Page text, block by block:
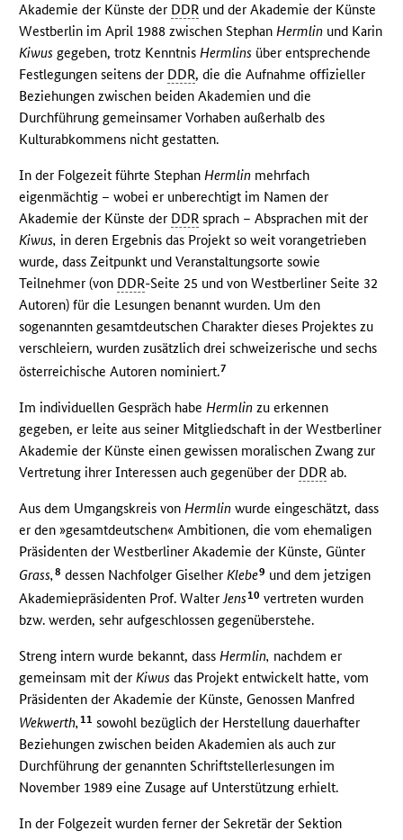
Akademie der Künste der DDR und der Akademie der Künste
Westberlin im April 1988 zwischen StephanHermlin und Karin
Kiwus gegeben, trotz KenntnisHermlins über entsprechende
Festlegungen seitens der DDR, die die Aufnahme offizieller
Beziehungen zwischen beiden Akademien und die
Durchführung gemeinsamer Vorhaben außerhalb des
Kulturabkommens nicht gestatten.
In der Folgezeit führte StephanHermlin mehrfach
eigenmächtig – wobei er unberechtigt im Namen der
Akademie der Künste der DDR sprach – Absprachen mit der
Kiwus, in deren Ergebnis das Projekt so weit vorangetrieben
wurde, dass Zeitpunkt und Veranstaltungsorte sowie
Teilnehmer (von DDR-Seite 25 und von Westberliner Seite 32
Autoren) für die Lesungen benannt wurden. Um den
sogenannten gesamtdeutschen Charakter dieses Projektes zu
verschleiern, wurden zusätzlich drei schweizerische und sechs
österreichische Autoren nominiert.7
Im individuellen Gespräch habeHermlin zu erkennen
gegeben, er leite aus seiner Mitgliedschaft in der Westberliner
Akademie der Künste einen gewissen moralischen Zwang zur
Vertretung ihrer Interessen auch gegenüber der DDR ab.
Aus dem Umgangskreis vonHermlin wurde eingeschätzt, dass
er den »gesamtdeutschen« Ambitionen, die vom ehemaligen
Präsidenten der Westberliner Akademie der Künste, Günter
Grass,8 dessen Nachfolger GiselherKlebe9 und dem jetzigen
Akademiepräsidenten Prof. WalterJens10 vertreten wurden
bzw. werden, sehr aufgeschlossen gegenüberstehe.
Streng intern wurde bekannt, dassHermlin, nachdem er
gemeinsam mit derKiwus das Projekt entwickelt hatte, vom
Präsidenten der Akademie der Künste, Genossen Manfred
Wekwerth, 11 sowohl bezüglich der Herstellung dauerhafter
Beziehungen zwischen beiden Akademien als auch zur
Durchführung der genannten Schriftstellerlesungen im
November 1989 eine Zusage auf Unterstützung erhielt.
In der Folgezeit wurden ferner der Sekretär der Sektion